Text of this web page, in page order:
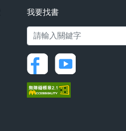
我要找書